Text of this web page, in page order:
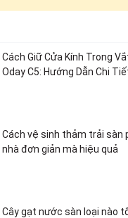
Cách Giữ Cửa Kính Trong
Oday C5: Hướng Dẫn Chi
Cách vệ sinh thảm trải sàn
nhà đơn giản mà hiệu quả
Cây gạt nước sàn loại nào